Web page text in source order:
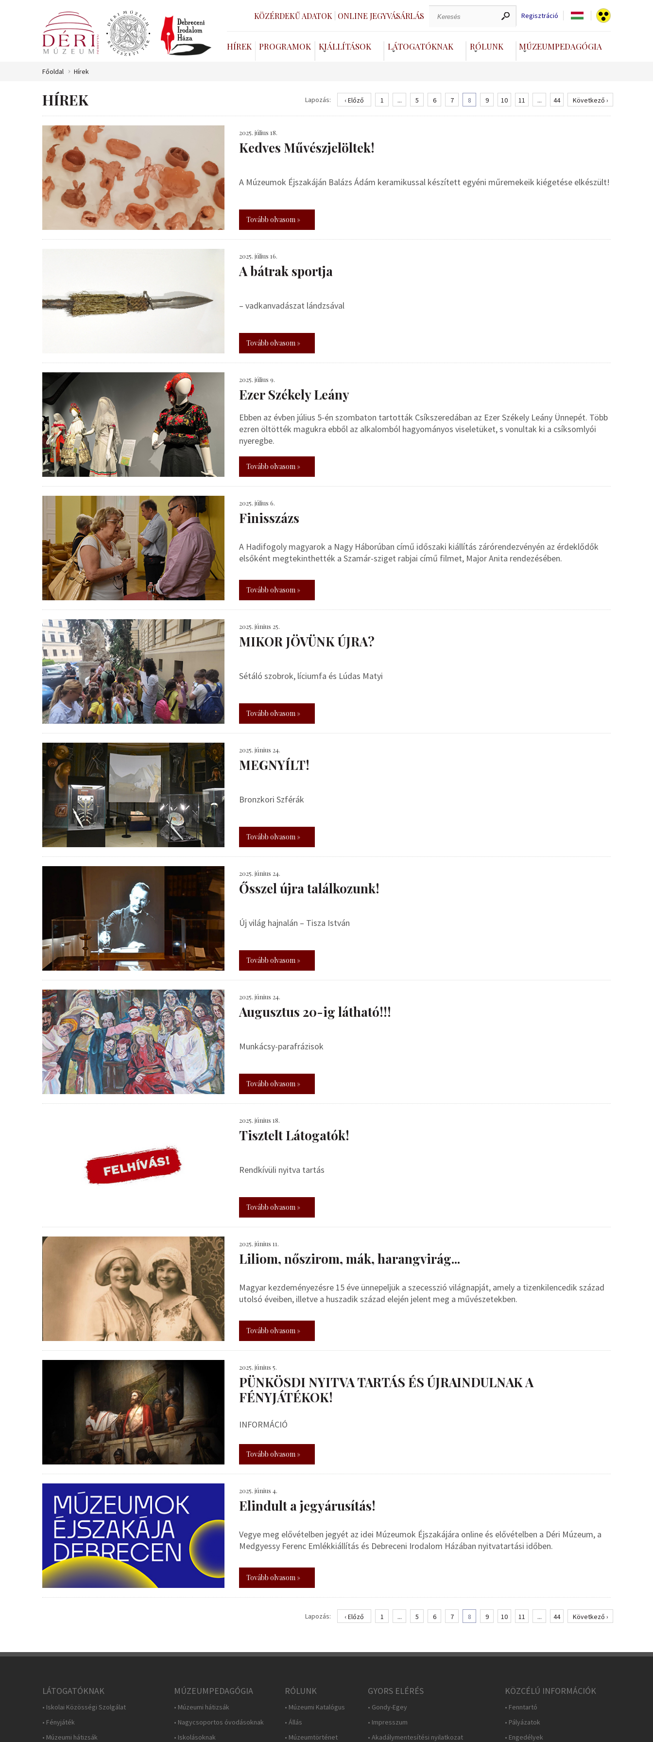
KÖZÉRDEKŰ ADATOK ONLINE JEGYVÁSÁRLÁS Regisztráció
HÍREK PROGRAMOK KIÁLLÍTÁSOK LÁTOGATÓKNAK RÓLUNK MÚZEUMPEDAGÓGIA
Főoldal Hírek
HÍREK Lapozás: ‹ Előző 1 ... 5 6 7 8 9 10 11 ... 44 Következő ›
2025. július 18.
Kedves Művészjelöltek!
A Múzeumok Éjszakáján Balázs Ádám keramikussal készített egyéni műremekeik kiégetése elkészült!
Tovább olvasom »
2025. július 16.
A bátrak sportja
– vadkanvadászat lándzsával
Tovább olvasom »
2025. július 9.
Ezer Székely Leány
Ebben az évben július 5-én szombaton tartották Csíkszeredában az Ezer Székely Leány Ünnepét. Több
ezren öltötték magukra ebből az alkalomból hagyományos viseletüket, s vonultak ki a csíksomlyói
nyeregbe.
Tovább olvasom »
2025. július 6.
Finisszázs
A Hadifogoly magyarok a Nagy Háborúban című időszaki kiállítás zárórendezvényén az érdeklődők
elsőként megtekinthették a Szamár-sziget rabjai című filmet, Major Anita rendezésében.
Tovább olvasom »
2025. június 25.
MIKOR JÖVÜNK ÚJRA?
Sétáló szobrok, líciumfa és Lúdas Matyi
Tovább olvasom »
2025. június 24.
MEGNYÍLT!
Bronzkori Szférák
Tovább olvasom »
2025. június 24.
Ősszel újra találkozunk!
Új világ hajnalán – Tisza István
Tovább olvasom »
2025. június 24.
Augusztus 20-ig látható!!!
Munkácsy-parafrázisok
Tovább olvasom »
2025. június 18.
Tisztelt Látogatók!
Rendkívüli nyitva tartás
Tovább olvasom »
2025. június 11.
Liliom, nőszirom, mák, harangvirág...
Magyar kezdeményezésre 15 éve ünnepeljük a szecesszió világnapját, amely a tizenkilencedik század
utolsó éveiben, illetve a huszadik század elején jelent meg a művészetekben.
Tovább olvasom »
2025. június 5.
PÜNKÖSDI NYITVA TARTÁS ÉS ÚJRAINDULNAK A
FÉNYJÁTÉKOK!
INFORMÁCIÓ
Tovább olvasom »
2025. június 4.
Elindult a jegyárusítás!
Vegye meg elővételben jegyét az idei Múzeumok Éjszakájára online és elővételben a Déri Múzeum, a
Medgyessy Ferenc Emlékkiállítás és Debreceni Irodalom Házában nyitvatartási időben.
Tovább olvasom »
Lapozás: ‹ Előző 1 ... 5 6 7 8 9 10 11 ... 44 Következő ›
LÁTOGATÓKNAK
• Iskolai Közösségi Szolgálat
• Fényjáték
• Múzeumi hátizsák
MÚZEUMPEDAGÓGIA
• Múzeumi hátizsák
• Nagycsoportos óvodásoknak
• Iskolásoknak
RÓLUNK
• Múzeumi Katalógus
• Állás
• Múzeumtörténet
GYORS ELÉRÉS
• Gondy-Egey
• Impresszum
• Akadálymentesítési nyilatkozat
KÖZCÉLÚ INFORMÁCIÓK
• Fenntartó
• Pályázatok
• Engedélyek